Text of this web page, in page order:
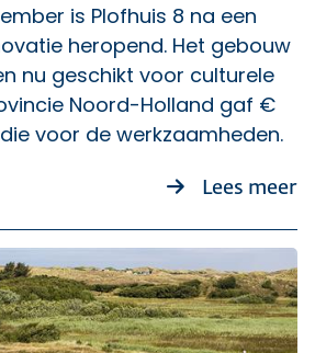
is Plofhuis 8 na een
heropend. Het gebouw
nu geschikt voor culturele
Noord-Holland gaf €
voor de werkzaamheden.
Lees meer